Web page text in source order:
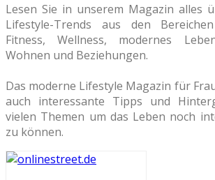
Lesen Sie in unserem Magazin alles
Lifestyle-Trends aus den
Fitness, Wellness, modernes
Wohnen und Beziehungen.
Das moderne Lifestyle Magazin für
auch interessante Tipps und
vielen Themen um das Leben noch
zu können.